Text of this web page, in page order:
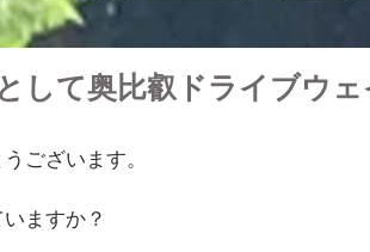
して奥比叡ドライブウ
ございます。
ますか？